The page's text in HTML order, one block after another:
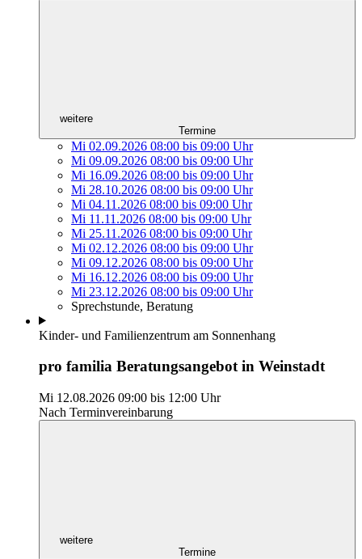
weitere
Termine
Mi 02.09.2026 08:00 bis 09:00 Uhr
Mi 09.09.2026 08:00 bis 09:00 Uhr
Mi 16.09.2026 08:00 bis 09:00 Uhr
Mi 28.10.2026 08:00 bis 09:00 Uhr
Mi 04.11.2026 08:00 bis 09:00 Uhr
Mi 11.11.2026 08:00 bis 09:00 Uhr
Mi 25.11.2026 08:00 bis 09:00 Uhr
Mi 02.12.2026 08:00 bis 09:00 Uhr
Mi 09.12.2026 08:00 bis 09:00 Uhr
Mi 16.12.2026 08:00 bis 09:00 Uhr
Mi 23.12.2026 08:00 bis 09:00 Uhr
Sprechstunde, Beratung
Kinder- und Familienzentrum am Sonnenhang
pro familia Beratungsangebot in Weinstadt
Mi 12.08.2026 09:00 bis 12:00 Uhr
Nach Terminvereinbarung
weitere
Termine